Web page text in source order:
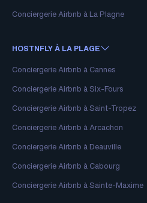
Conciergerie Airbnb à La Plagne
HOSTNFLY À LA PLAGE
Conciergerie Airbnb à Cannes
Conciergerie Airbnb à Six-Fours
Conciergerie Airbnb à Saint-Tropez
Conciergerie Airbnb à Arcachon
Conciergerie Airbnb à Deauville
Conciergerie Airbnb à Cabourg
Conciergerie Airbnb à Sainte-Maxime